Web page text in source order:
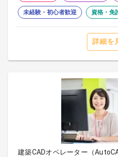
未経験・初心者歓迎 資格・免
詳細を
建築CADオペレーター（